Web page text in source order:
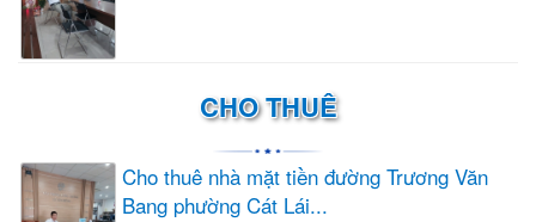
CHO THUÊ
Cho thuê nhà mặt tiền đường Trương Văn
Bang phường Cát Lái...